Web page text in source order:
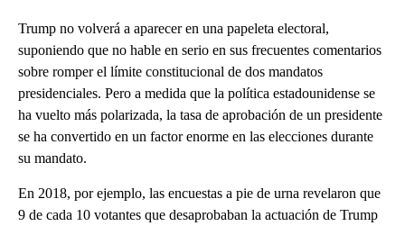
Trump no volverá a aparecer en una papeleta electoral,
suponiendo que no hable en serio en sus frecuentes comentarios
sobre romper el límite constitucional de dos mandatos
presidenciales. Pero a medida que la política estadounidense se
ha vuelto más polarizada, la tasa de aprobación de un presidente
se ha convertido en un factor enorme en las elecciones durante
su mandato.
En 2018, por ejemplo, las encuestas a pie de urna revelaron que
9 de cada 10 votantes que desaprobaban la actuación de Trump